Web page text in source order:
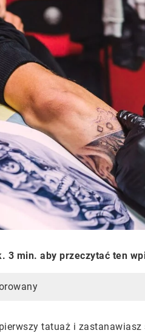
3 min. aby przeczytać ten
tatuaż i